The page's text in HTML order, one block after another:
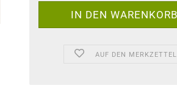
AUF DEN MERKZETTEL